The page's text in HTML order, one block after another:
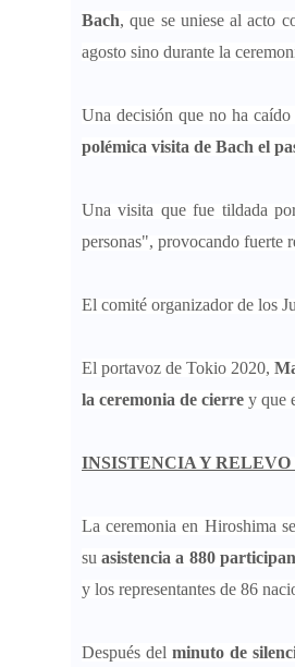
Bach, que se uniese al acto
agosto sino durante la
Una decisión que no ha
polémica visita de Bach el
Una visita que fue tildada
personas", provocando fuerte
El comité organizador de los
El portavoz de Tokio 2020,
la ceremonia de cierre y que
INSISTENCIA Y
La ceremonia en Hiroshima
su asistencia a 880
y los representantes de 86
Después del minuto de